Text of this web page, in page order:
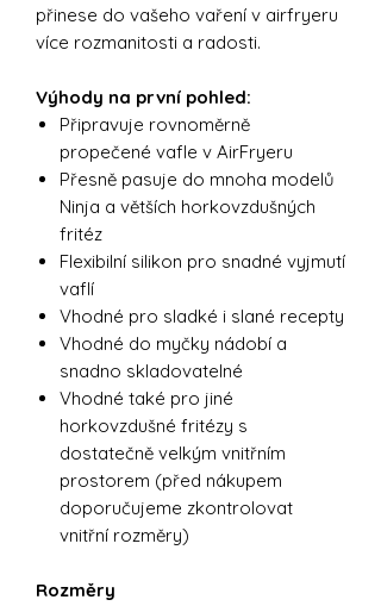
přinese do vašeho vaření v airfryeru
více rozmanitosti a radosti.
Výhody na první pohled:
Připravuje rovnoměrně
propečené vafle v AirFryeru
Přesně pasuje do mnoha modelů
Ninja a větších horkovzdušných
fritéz
Flexibilní silikon pro snadné vyjmutí
vaflí
Vhodné pro sladké i slané recepty
Vhodné do myčky nádobí a
snadno skladovatelné
Vhodné také pro jiné
horkovzdušné fritézy s
dostatečně velkým vnitřním
prostorem (před nákupem
doporučujeme zkontrolovat
vnitřní rozměry)
Rozměry